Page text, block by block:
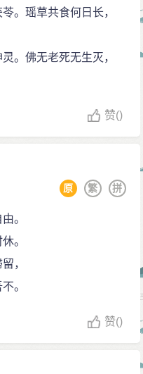
瑟。岂无道兄相提
一部诗集，相当于
宋末年谢枋得对原有
并行与世。
元军占领南宋首都临
太后谢氏俘往元朝上
元，但谢枋得拒绝降
得被任江东制置使。
的妻子李氏饶州安仁
尽，谢枋得的两个兄
南宋终因回天乏术，
在建阳一带的穷山
穿着麻衣草鞋，面向
。曾到武夷山拜访遗
。瑶草共食何日长，
。佛无老死无生灭，
赞()
拼
繁
原
。
。
，
。
赞()